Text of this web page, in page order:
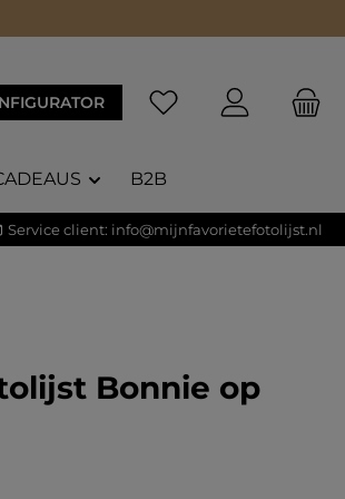
B2B
Service client: info@mijnfavorietefotolijst.nl
Bonnie op